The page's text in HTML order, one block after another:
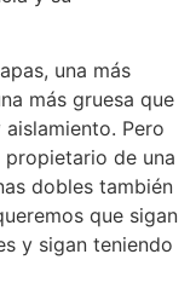
, una más
más gruesa que
Pero
propietario de una
dobles también
que sigan
y sigan teniendo